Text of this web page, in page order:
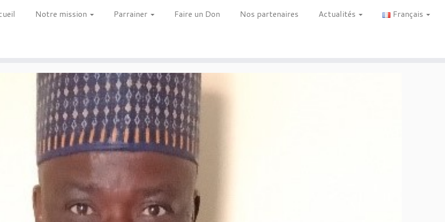
Notre mission Parrainer Faire un Don Nos partenaires Actualités Français